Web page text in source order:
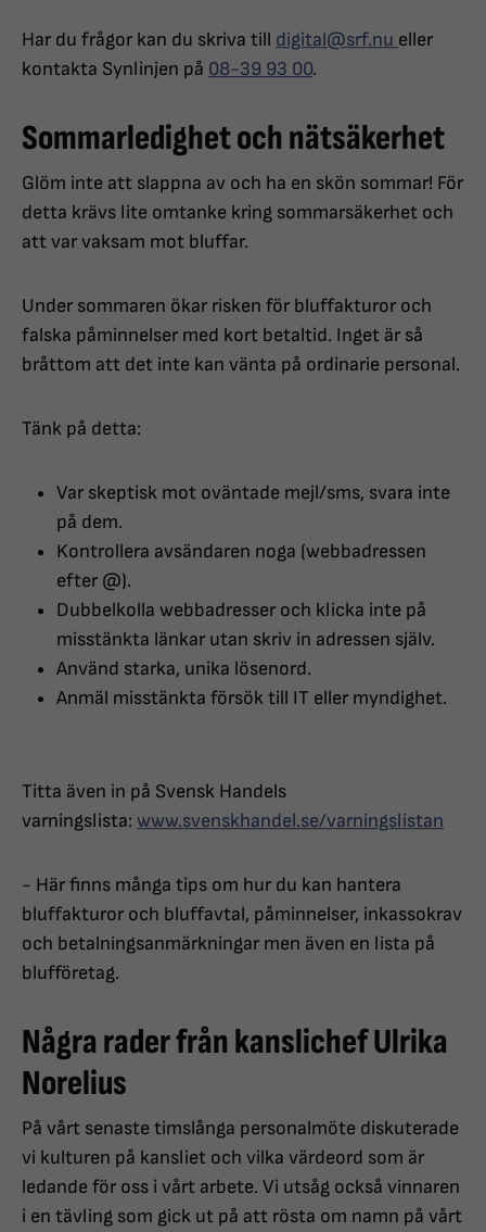
Har du frågor kan du skriva till digital@srf.nu eller
kontakta Synlinjen på 08-39 93 00.
Sommarledighet och nätsäkerhet
Glöm inte att slappna av och ha en skön sommar! För
detta krävs lite omtanke kring sommarsäkerhet och
att var vaksam mot bluffar.
Under sommaren ökar risken för bluffakturor och
falska påminnelser med kort betaltid. Inget är så
bråttom att det inte kan vänta på ordinarie personal.
Tänk på detta:
Var skeptisk mot oväntade mejl/sms, svara inte
på dem.
Kontrollera avsändaren noga (webbadressen
efter @).
Dubbelkolla webbadresser och klicka inte på
misstänkta länkar utan skriv in adressen själv.
Använd starka, unika lösenord.
Anmäl misstänkta försök till IT eller myndighet.
Titta även in på Svensk Handels
varningslista: www.svenskhandel.se/varningslistan
- Här finns många tips om hur du kan hantera
bluffakturor och bluffavtal, påminnelser, inkassokrav
och betalningsanmärkningar men även en lista på
blufföretag.
Några rader från kanslichef Ulrika
Norelius
På vårt senaste timslånga personalmöte diskuterade
vi kulturen på kansliet och vilka värdeord som är
ledande för oss i vårt arbete. Vi utsåg också vinnaren
i en tävling som gick ut på att rösta om namn på vårt